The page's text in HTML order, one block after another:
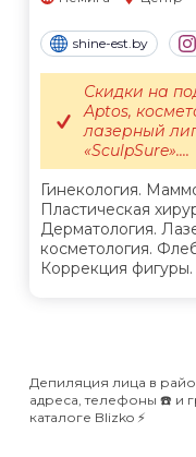
shine-est.by
Гинекология.
Пластическая
Дерматология.
косметология.
Коррекция фигуры.
Скидки на
Aptos,
лазерный
«SculpSure»....
Депиляция лица в
адреса, телефоны ☎️ и
каталоге Blizko ⚡️